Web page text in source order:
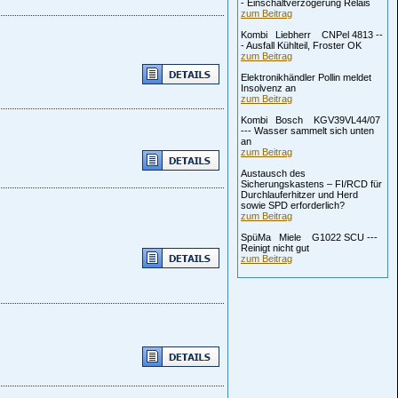
- Einschaltverzögerung Relais
zum Beitrag
Kombi Liebherr CNPel 4813 --
- Ausfall Kühlteil, Froster OK
zum Beitrag
Elektronikhändler Pollin meldet
Insolvenz an
zum Beitrag
Kombi Bosch KGV39VL44/07
--- Wasser sammelt sich unten
an
zum Beitrag
Austausch des
Sicherungskastens – FI/RCD für
Durchlauferhitzer und Herd
sowie SPD erforderlich?
zum Beitrag
SpüMa Miele G1022 SCU ---
Reinigt nicht gut
zum Beitrag